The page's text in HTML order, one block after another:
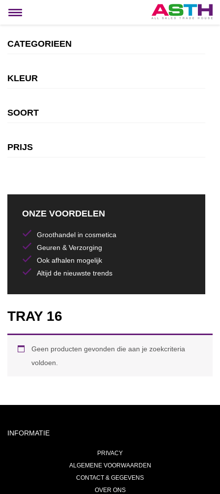
Toggle
CATEGORIEEN
KLEUR
SOORT
PRIJS
ONZE VOORDELEN
Groothandel in cosmetica
Geuren & Verzorging
Ook afhalen mogelijk
Altijd de nieuwste trends
TRAY 16
Geen producten gevonden die aan je zoekcriteria
voldoen.
INFORMATIE
PRIVACY
ALGEMENE VOORWAARDEN
CONTACT & GEGEVENS
OVER ONS